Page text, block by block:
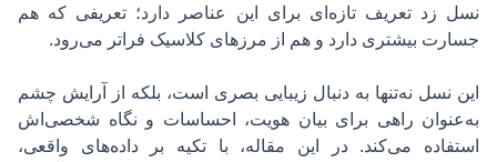
نسل زد تعریف تازه‌ای برای این عناصر دارد؛ تعریفی که هم
جسارت بیشتری دارد و هم از مرزهای کلاسیک فراتر می‌رود.
این نسل نه‌تنها به دنبال زیبایی بصری است، بلکه از آرایش چشم
به‌عنوان راهی برای بیان هویت، احساسات و نگاه شخصی‌اش
استفاده می‌کند. در این مقاله، با تکیه بر داده‌های واقعی،